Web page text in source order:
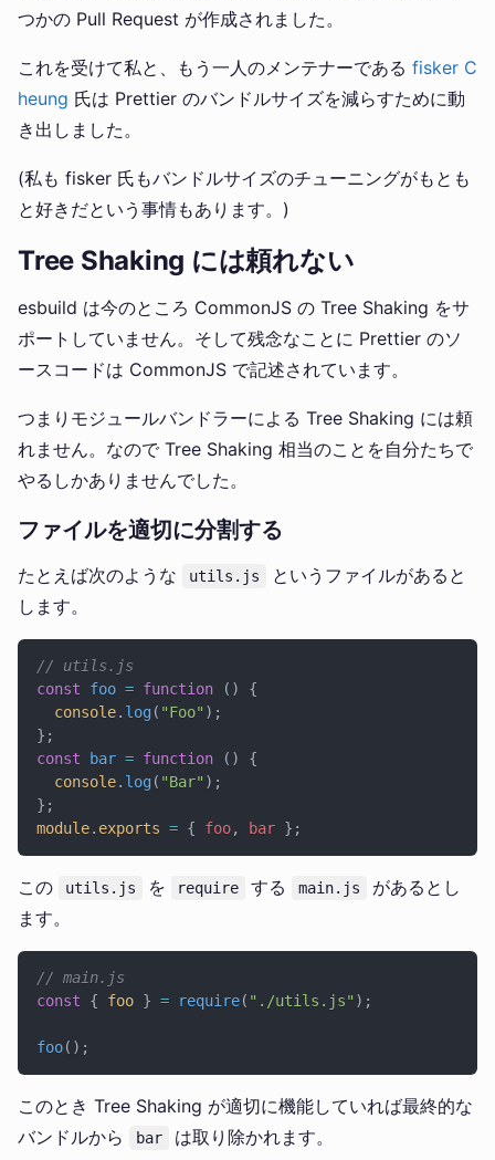
つかの Pull Request が作成されました。
これを受けて私と、もう一人のメンテナーである fisker C
heung 氏は Prettier のバンドルサイズを減らすために動
き出しました。
(私も fisker 氏もバンドルサイズのチューニングがもとも
と好きだという事情もあります。)
Tree Shaking には頼れない
esbuild は今のところ CommonJS の Tree Shaking をサ
ポートしていません。そして残念なことに Prettier のソ
ースコードは CommonJS で記述されています。
つまりモジュールバンドラーによる Tree Shaking には頼
れません。なので Tree Shaking 相当のことを自分たちで
やるしかありませんでした。
ファイルを適切に分割する
たとえば次のような utils.js
というファイルがあると
します。
// utils.js
const foo = function () {
  console
. log ( "Foo" );
};
const bar = function () {
  console
. log ( "Bar" );
};
module. exports = { foo, bar };
この utils.js を require する main.js
があるとし
ます。
// main.js
const { foo } = require( "./utils.js" );
foo();
このとき Tree Shaking が適切に機能していれば最終的な
バンドルから
bar は取り除かれます。